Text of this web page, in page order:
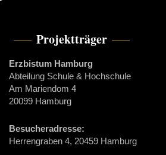
Projektträger
Erzbistum Hamburg
Abteilung Schule & Hochschule
Am Mariendom 4
20099 Hamburg
Besucheradresse:
Herrengraben 4, 20459 Hamburg